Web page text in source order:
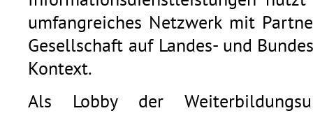
umfangreiches Netzwerk mit
Gesellschaft auf Landes- und
Kontext.
Als Lobby der